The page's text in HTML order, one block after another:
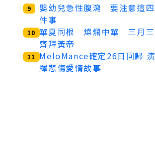
9
嬰幼兒急性腹瀉 要注意這四
件事
10 華夏同根 燦爛中華 三月三
齊拜黃帝
11
MeloMance確定26日回歸 演
繹悲傷愛情故事